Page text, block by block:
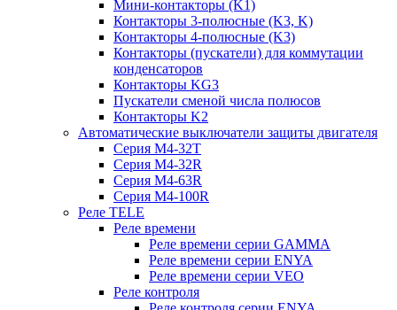
Мини-контакторы (K1)
Контакторы 3-полюсные (K3, K)
Контакторы 4-полюсные (K3)
Контакторы (пускатели) для коммутации
конденсаторов
Контакторы KG3
Пускатели сменой числа полюсов
Контакторы K2
Автоматические выключатели защиты двигателя
Серия M4-32T
Серия M4-32R
Серия M4-63R
Серия M4-100R
Реле TELE
Реле времени
Реле времени серии GAMMA
Реле времени серии ENYA
Реле времени серии VEO
Реле контроля